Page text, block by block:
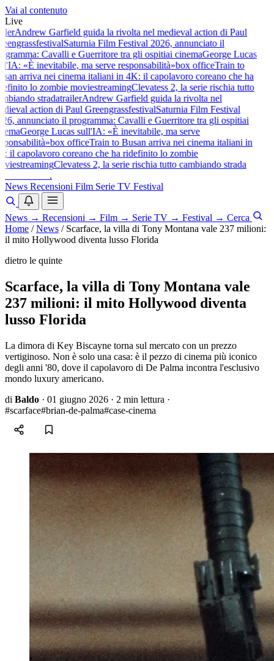
Vai al contenuto
Live
Andrew Garfield guida la rivolta nel medieval action di Paul
festivalSaturnia Film Festival 2026, annunciato il
Cavalli e Guerritore tra gli ospitiai cinemaGeorge Lucas
«È inevitabile, ma serve responsabilità»box officeTrain to
arriva nei cinema italiani in 4K: il capolavoro coreano che ha
lo zombie moviestreamingClevatess 2, la serie rischia tutto
stradatrailerAndrew Garfield guida la rivolta nel
action di Paul GreengrassfestivalSaturnia Film Festival
annunciato il programma: Cavalli e Guerritore tra gli ospitiai
George Lucas sull'IA: «È inevitabile, ma serve
box officeTrain to Busan arriva nei cinema italiani in
il capolavoro coreano che ha ridefinito lo zombie
streamingClevatess 2, la serie rischia tutto cambiando strada
.
News Recensioni Film Serie TV Festival
News → Recensioni → Film → Serie TV → Festival → Cerca
Home / News / Scarface, la villa di Tony Montana vale 237 milioni:
il mito Hollywood diventa lusso Florida
dietro le quinte
Scarface, la villa di Tony Montana vale
237 milioni: il mito Hollywood diventa
lusso Florida
La dimora di Key Biscayne torna sul mercato con un prezzo
vertiginoso. Non è solo una casa: è il pezzo di cinema più iconico
degli anni '80, dove il capolavoro di De Palma incontra l'esclusivo
mondo luxury americano.
di Baldo · 01 giugno 2026 · 2 min lettura ·
#scarface#brian-de-palma#case-cinema